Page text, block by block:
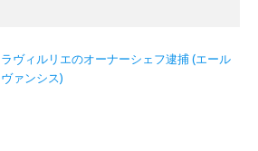
ラヴィルリエのオーナーシェフ逮捕 (エール
ヴァンシス)